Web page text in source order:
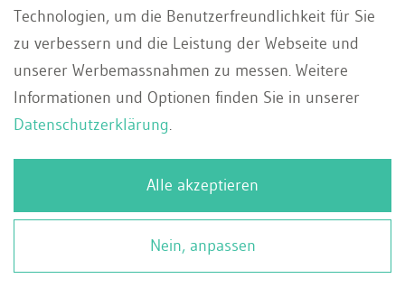
Services
Impressum AGB
Datenschutz
Whistleblowing Portal
Kontakt
© 2026 WEKA Business Media AG, Zürich
DE
Français
Technologien, um die Benutzerfreundlichkeit für Sie
zu verbessern und die Leistung der Webseite und
unserer Werbemassnahmen zu messen. Weitere
Informationen und Optionen finden Sie in unserer
Datenschutzerklärung.
Alle akzeptieren
Nein, anpassen